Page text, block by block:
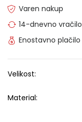
Varen nakup
14-dnevno vračilo
Enostavno plačilo
Velikost:
Material: